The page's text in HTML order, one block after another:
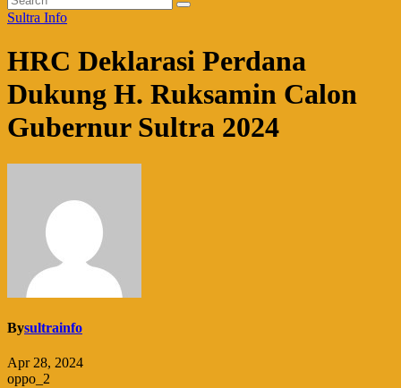
Sultra Info
HRC Deklarasi Perdana
Dukung H. Ruksamin Calon
Gubernur Sultra 2024
Bysultrainfo
Apr 28, 2024
oppo_2